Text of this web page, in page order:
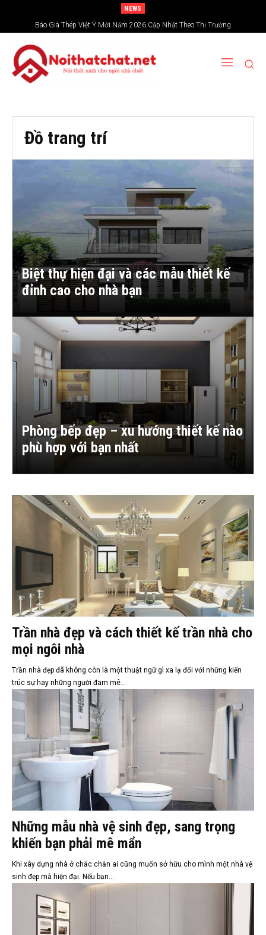
NEWS
Báo Giá Thép Việt Ý Mới Năm 2026 Cập Nhật Theo Thị Trường
Đồ trang trí
Biệt thự hiện đại và các mẫu thiết kế
đỉnh cao cho nhà bạn
Phòng bếp đẹp – xu hướng thiết kế nào
phù hợp với bạn nhất
Trần nhà đẹp và cách thiết kế trần nhà cho
mọi ngôi nhà
Trần nhà đẹp đã không còn là một thuật ngữ gì xa lạ đối với những kiến
trúc sự hay những người đam mê...
Những mẫu nhà vệ sinh đẹp, sang trọng
khiến bạn phải mê mẩn
Khi xây dựng nhà ở chắc chắn ai cũng muốn sở hữu cho mình một nhà vệ
sinh đẹp mà hiện đại. Nếu bạn...